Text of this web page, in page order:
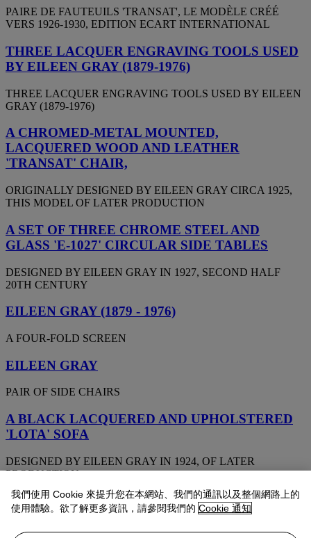
PAIRE DE FAUTEUILS 'TRANSAT', LE MODÈLE CRÉÉ
VERS 1926-1930, EDITION ECART INTERNATIONAL
THREE LACQUER ENGRAVING TOOLS USED
BY EILEEN GRAY (1879-1976)
THREE LACQUER ENGRAVING TOOLS USED BY EILEEN
GRAY (1879-1976)
A CHROMED-METAL MOUNTED,
LACQUERED WOOD AND LEATHER
'TRANSAT' CHAIR,
ORIGINALLY DESIGNED BY EILEEN GRAY CIRCA 1925,
THIS MODEL OF LATER PRODUCTION
A SET OF THREE CHROME STEEL AND
GLASS 'E-1027' CIRCULAR SIDE TABLES
DESIGNED BY EILEEN GRAY IN 1927, SECOND HALF
20TH CENTURY
EILEEN GRAY (1879 - 1976)
A FOUR-FOLD SCREEN
EILEEN GRAY
PAIR OF SIDE CHAIRS
A BLACK LACQUERED AND UPHOLSTERED
'LOTA' SOFA
DESIGNED BY EILEEN GRAY IN 1924, OF LATER
PRODUCTION
A BLACK LACQUERED AND UPHOLSTERED
'LOTA' SOFA,
我們使用 Cookie 來提升您在本網站、我們的通訊以及整個網路上的
使用體驗。欲了解更多資訊，請參閱我們的 Cookie 通知